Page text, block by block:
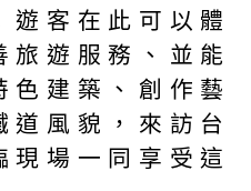
遊客在此可以體
旅遊服務、並能
色建築、創作藝
道風貌，來訪台
現場一同享受這